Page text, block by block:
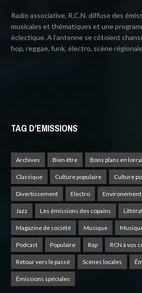
Radio associative, R.C.N. diffuse des
musicales et thématiques et une
éclectique. A l’antenne se côtoient
hop, reggae, funk, électro, scène
TAG D’EMISSIONS
Archives Bien être Bons plans en
Classique Culture populaire Culture
Divertissement Electro Environement
Jazz Les émissions des copains
Magazine de société Musique
Podcast Populaire Rap RCN à vos
Retour vers le passé Scènes locales
Émissions spéciales